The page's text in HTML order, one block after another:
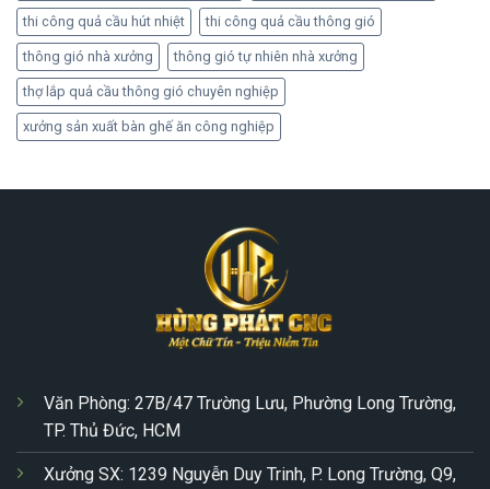
thi công quả cầu hút nhiệt thi công quả cầu thông gió
thông gió nhà xưởng thông gió tự nhiên nhà xưởng
thợ lắp quả cầu thông gió chuyên nghiệp
xưởng sản xuất bàn ghế ăn công nghiệp
Văn Phòng: 27B/47 Trường Lưu, Phường Long Trường,
TP. Thủ Đức, HCM
Xưởng SX: 1239 Nguyễn Duy Trinh, P. Long Trường, Q9,